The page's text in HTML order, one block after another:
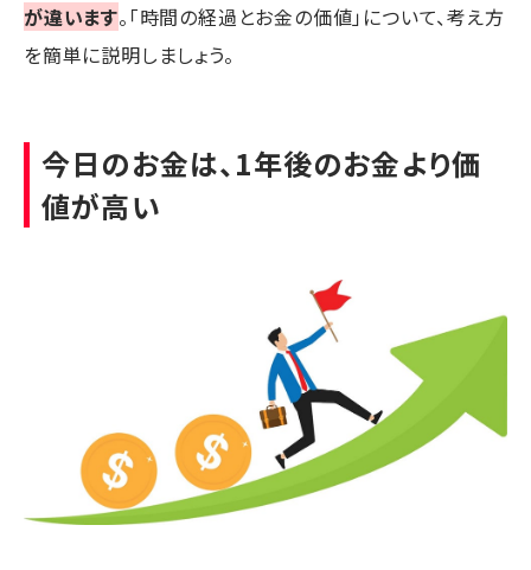
が違います。「時間の経過とお金の価値」について、考え方
を簡単に説明しましょう。
今日のお金は、1年後のお金より価
値が高い